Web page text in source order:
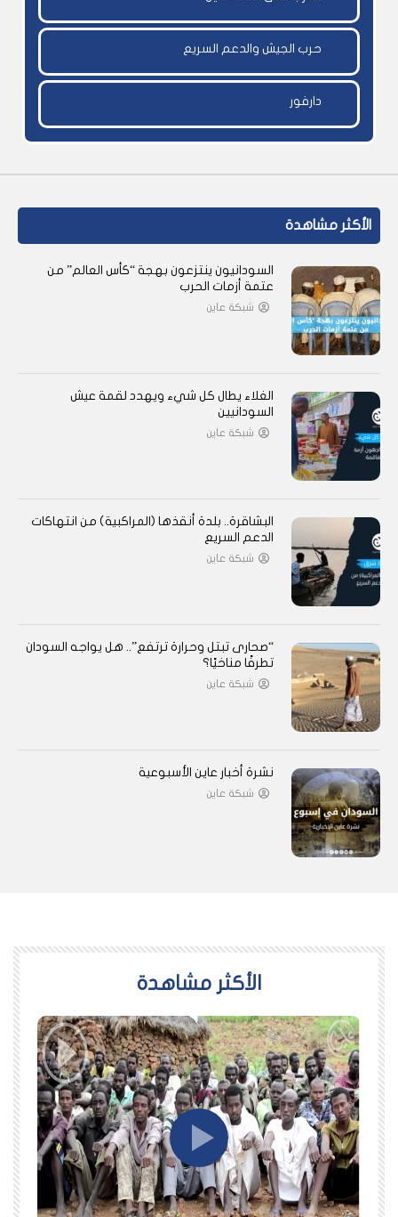
حرب الجيش والدعم السريع
دارفور
الأكثر مشاهدة
السودانيون ينتزعون بهجة “كأس العالم” من
عتمة أزمات الحرب
شبكة عاين
الغلاء يطال كل شيء ويهدد لقمة عيش
السودانيين
شبكة عاين
البشاقرة.. بلدة أنقذها (المراكبية) من انتهاكات
الدعم السريع
شبكة عاين
“صحارى تبتل وحرارة ترتفع”.. هل يواجه السودان
تطرفًا مناخيًا؟
شبكة عاين
نشرة أخبار عاين الأسبوعية
شبكة عاين
اﻷكثر مشاهدة